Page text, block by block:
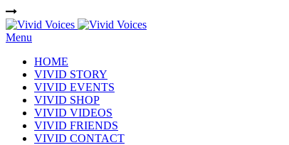
Menu
HOME
VIVID STORY
VIVID EVENTS
VIVID SHOP
VIVID VIDEOS
VIVID FRIENDS
VIVID CONTACT